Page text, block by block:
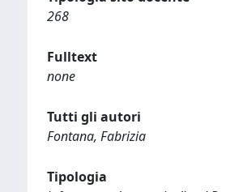
268
Fulltext
none
Tutti gli autori
Fontana, Fabrizia
Tipologia